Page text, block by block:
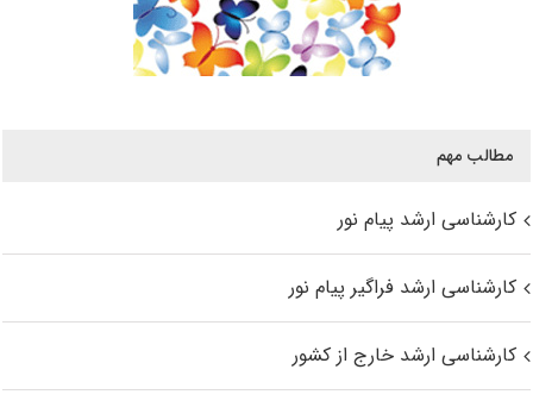
مطالب مهم
کارشناسی ارشد پیام نور
کارشناسی ارشد فراگیر پیام نور
کارشناسی ارشد خارج از کشور